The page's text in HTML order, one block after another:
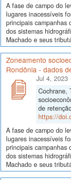
A fase de campo do
lugares inacessíveis
principais campanhas
dos sistemas
Machado e seus
Zoneamento
Rondônia - dados
Jul 4, 2023
Cochrane,
de
https://
A fase de campo do
lugares inacessíveis
principais campanhas
dos sistemas
Machado e seus